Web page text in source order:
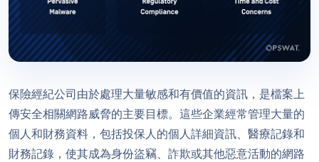
保險經紀公司由於處理大量敏感和有價值的資訊，是檔案上
傳安全相關網路威脅的主要目標。這些企業經常管理大量的
個人和財務資料，包括投保人的個人詳細資訊、醫療記錄和
財務記錄，使其成為身份盜竊、詐欺或其他惡意活動的網路